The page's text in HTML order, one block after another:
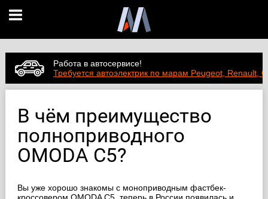
Работа в автосервисе!
Требуется автоэлектрик по марам Peugeot, Renault,
В чём преимущество
полноприводного
OMODA С5?
Вы уже хорошо знакомы с моноприводным фастбек-